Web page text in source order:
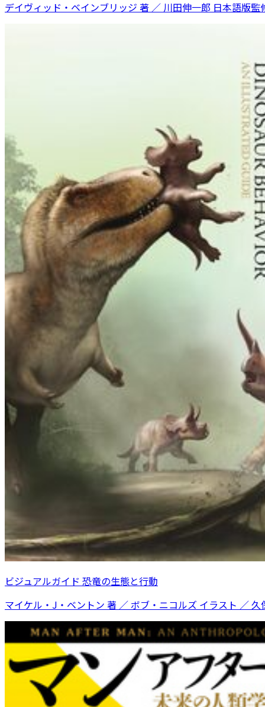
デイヴィッド・ベインブリッジ 著 ／ 川田伸一郎 日本語版監
ビジュアルガイド 恐竜の生態と行動
マイケル・J・ベントン 著 ／ ボブ・ニコルズ イラスト ／